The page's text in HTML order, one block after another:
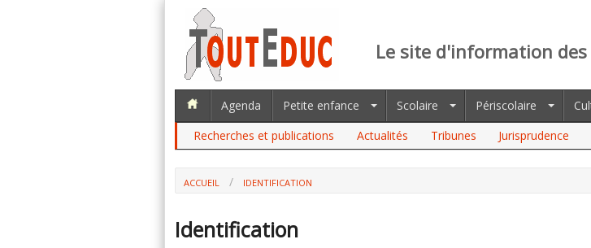
Le site d'information
Agenda Petite enfance Scolaire Périscolaire
Recherches et publications
Actualités Tribunes Jurisprudence
ACCUEIL IDENTIFICATION
Identification